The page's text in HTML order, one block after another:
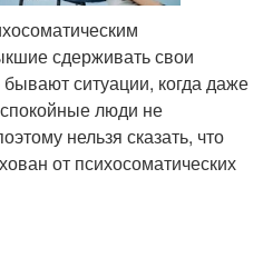
сдерживать свои
ситуации, когда даже
люди не
нельзя сказать, что
от психосоматических